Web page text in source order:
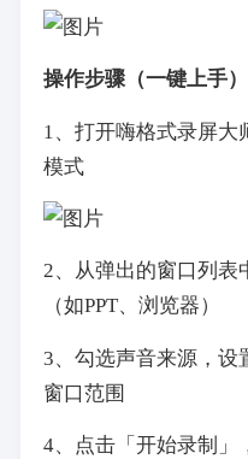
操作步骤（一键上手）
1、打开嗨格式录屏大
模式
2、从弹出的窗口列表
（如PPT、浏览器）
3、勾选声音来源，设
窗口范围
4、点击「开始录制」